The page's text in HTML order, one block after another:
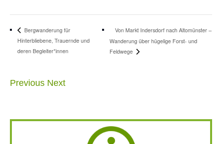
Bergwanderung für
Hinterbliebene, Trauernde und
deren Begleiter*innen
Von Markt Indersdorf nach Altomünster –
Wanderung über hügelige Forst- und
Feldwege
Previous Next